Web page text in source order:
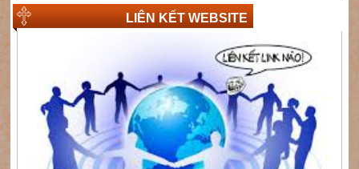
LIÊN KẾT WEBSITE